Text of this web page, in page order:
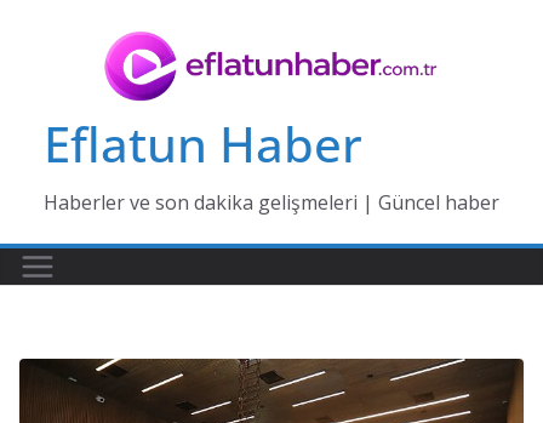
Eflatun Haber
Haberler ve son dakika gelişmeleri | Güncel haber